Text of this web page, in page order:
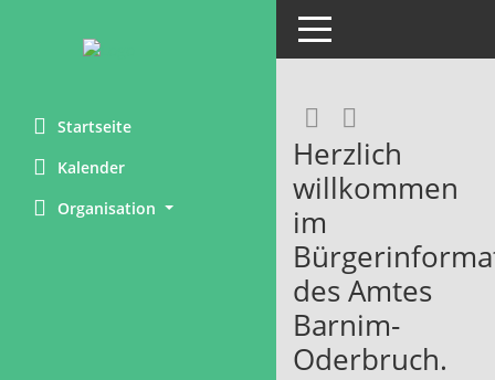
Startseite
Kalender
Organisation
Toggle navigation
Herzlich
willkommen
im
des Amtes
Barnim-
Oderbruch.